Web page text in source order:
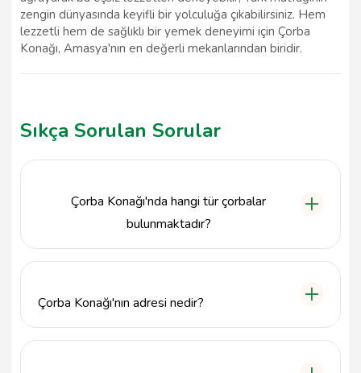
zengin dünyasında keyifli bir yolculuğa çıkabilirsiniz. Hem
lezzetli hem de sağlıklı bir yemek deneyimi için Çorba
Konağı, Amasya'nın en değerli mekanlarından biridir.
Sıkça Sorulan Sorular
Çorba Konağı'nda hangi tür çorbalar
bulunmaktadır?
yayla çorbası ve daha birçok yöresel lezzet
Çorba Konağı'nın adresi nedir?